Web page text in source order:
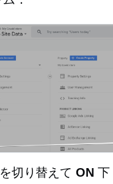
切り替えて ON下